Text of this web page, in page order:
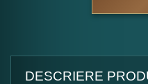
DESCRIERE